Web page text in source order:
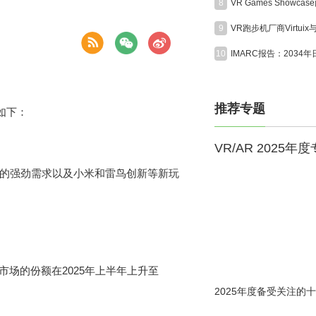
下：
强劲需求以及小米和雷鸟创新等新玩
场的份额在2025年上半年上升至
8
9
10
推荐专题
VR/AR 2025年度
2025年度备受关注的